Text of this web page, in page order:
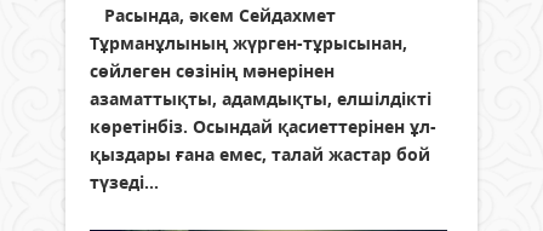
Расында, әкем Сейдахмет
Тұрманұлының жүрген-тұрысынан,
сөйлеген сөзінің мәнерінен
азаматтықты, адамдықты, елшілдікті
көретінбіз. Осындай қасиеттерінен ұл-
қыздары ғана емес, талай жастар бой
түзеді...